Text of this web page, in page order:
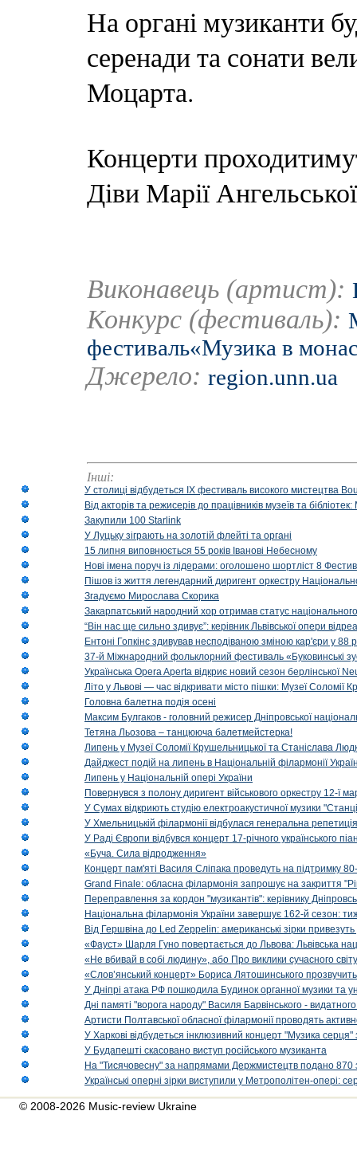
На органі музиканти
серенади та сонати
Моцарта.
Концерти
Діви Марії
Виконавець (артист):
Конкурс (фестиваль):
фестиваль«Музика в
Джерело: region.unn.ua
Інші:
У столиці відбудеться IX фестиваль високого мистецтва
Від акторів та режисерів до працівників музеїв та
Закупили 100 Starlink
У Луцьку зіграють на золотій флейті та органі
15 липня виповнюється 55 років Іванові Небесному
Нові імена поруч із лідерами: оголошено шортліст 8
Пішов із життя легендарний диригент оркестру
Згадуємо Мирослава Скорика
Закарпатський народний хор отримав статус національного
“Він нас ще сильно здивує”: керівник Львівської опери
Ентоні Гопкінс здивував несподіваною зміною кар'єри у 88
37-й Міжнародний фольклорний фестиваль «Буковинські
Українська Opera Aperta відкриє новий сезон берлінської
Літо у Львові — час відкривати місто пішки: Музеї Соломії
Головна балетна подія осені
Максим Булгаков - головний режисер Дніпровської
Тетяна Льозова – танцююча балетмейстерка!
Липень у Музеї Соломії Крушельницької та Станіслава
Дайджест подій на липень в Національній філармонії
Липень у Національній опері України
Повернувся з полону диригент військового оркестру 12-ї
У Сумах відкриють студію електроакустичної музики
У Хмельницькій філармонії відбулася генеральна
У Раді Європи відбувся концерт 17-річного українського
«Буча. Сила відродження»
Концерт пам'яті Василя Сліпака проведуть на підтримку
Grand Finale: обласна філармонія запрошує на закриття
Переправлення за кордон "музикантів": керівнику
Національна філармонія України завершує 162-й сезон:
Від Гершвіна до Led Zeppelin: американські зірки
«Фауст» Шарля Гуно повертається до Львова: Львівська
«Не вбивай в собі людину», або Про виклики сучасного світу
«Слов’янський концерт» Бориса Лятошинського
У Дніпрі атака РФ пошкодила Будинок органної музики та
Дні памяті "ворога народу" Василя Барвінського -
Артисти Полтавської обласної філармонії проводять
У Харкові відбудеться інклюзивний концерт "Музика
У Будапешті скасовано виступ російського музиканта
На "Тисячовесну" за напрямами Держмистецтв подано 870
Українські оперні зірки виступили у Метрополітен-опері:
© 2008-2026 Music-review Ukraine